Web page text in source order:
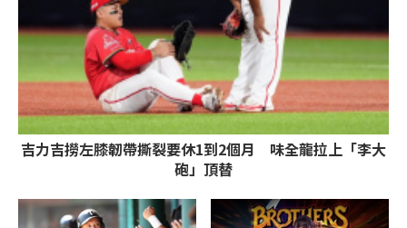
吉力吉撈左膝韌帶撕裂要休1到2個月 味全龍拉上「李大
砲」頂替